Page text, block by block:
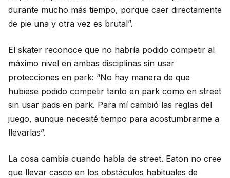
durante mucho más tiempo, porque caer directamente
de pie una y otra vez es brutal”.
El skater reconoce que no habría podido competir al
máximo nivel en ambas disciplinas sin usar
protecciones en park: “No hay manera de que
hubiese podido competir tanto en park como en street
sin usar pads en park. Para mí cambió las reglas del
juego, aunque necesité tiempo para acostumbrarme a
llevarlas”.
La cosa cambia cuando habla de street. Eaton no cree
que llevar casco en los obstáculos habituales de